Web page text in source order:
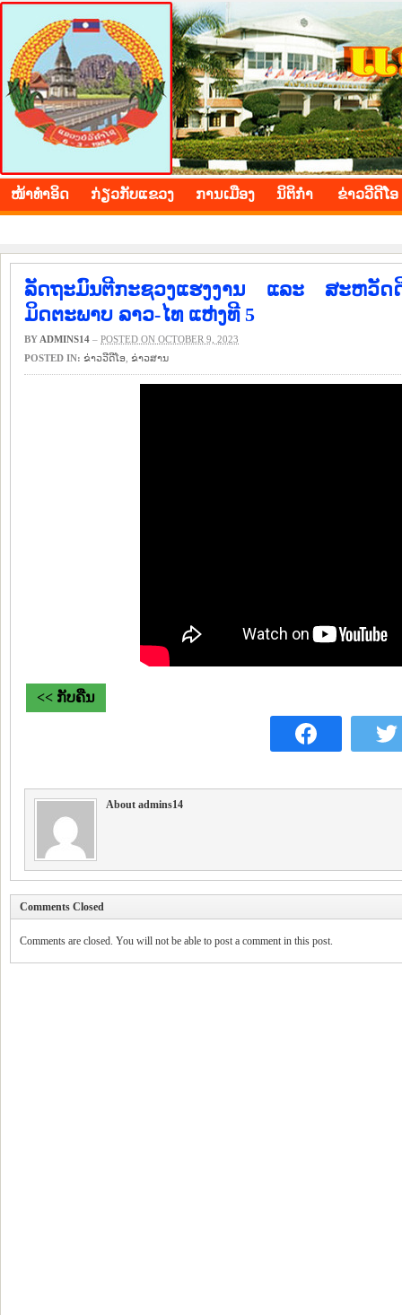
BOLIKHAMXAY PROVINCE
ໜ້າ​ທຳ​ອິດ ​ກ່ຽວ​ກັບ​ແຂວງ ​ການ​ເມືອງ ນິ​ຕິ​ກຳ ຂ່າວ​ວີ​ດີ​ໂອ
ລັດຖະມົນຕີກະຊວງແຮງງານ ແລະ ສະຫວັດ
ມິດຕະພາບ ລາວ-ໄທ ແຫ່ງທີ 5
BY ADMINS14 – POSTED ON OCTOBER 9, 2023
POSTED IN: ຂ່າວ​ວີ​ດີ​ໂອ ​ຂ່າວ​ສານ
<< ກັບຄືນ
About admins14
Comments Closed
Comments are closed. You will not be able to post a comment in this post.